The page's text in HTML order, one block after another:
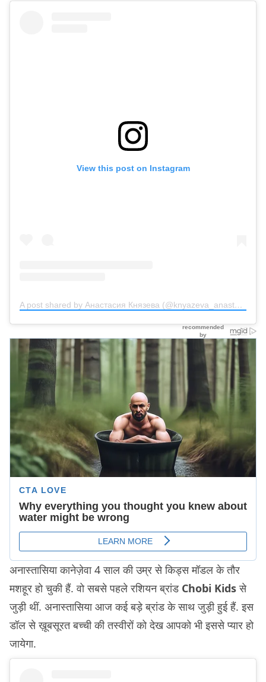
View this post on Instagram
A post shared by Анастасия Князева (@knyazeva_anastasiya_official)
अनास्तासिया कानेज़ेवा 4 साल की उम्र से किड्स मॉडल के तौर
मशहूर हो चुकी हैं. वो सबसे पहले रशियन ब्रांड Chobi Kidsसे
जुड़ी थीं. अनास्तासिया आज कई बड़े ब्रांड के साथ जुड़ी हुई हैं. इस
डॉल से ख़ूबसूरत बच्ची की तस्वीरों को देख आपको भी इससे प्यार हो
जायेगा.